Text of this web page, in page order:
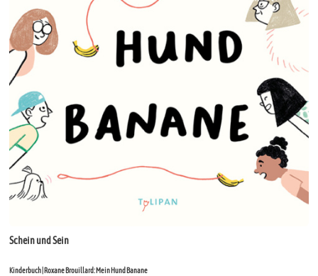
Schein und Sein
Kinderbuch | Roxane Brouillard: Mein Hund Banane